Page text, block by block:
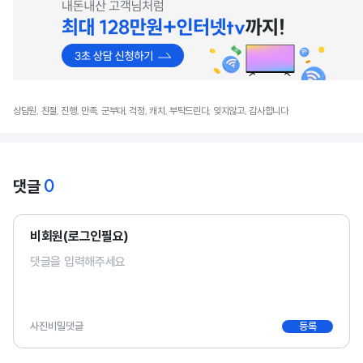
상담원, 친절, 진행, 만족, 군부대, 걱정, 캐치, 부탁드린다, 잊지않고, 감사합니다
댓글 0
비회원(로그인필요)
사진비밀댓글 등록